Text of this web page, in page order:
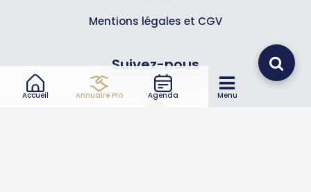
Accueil Annuaire Pro Agenda Menu
Mentions légales et CGV
Suivez-nous